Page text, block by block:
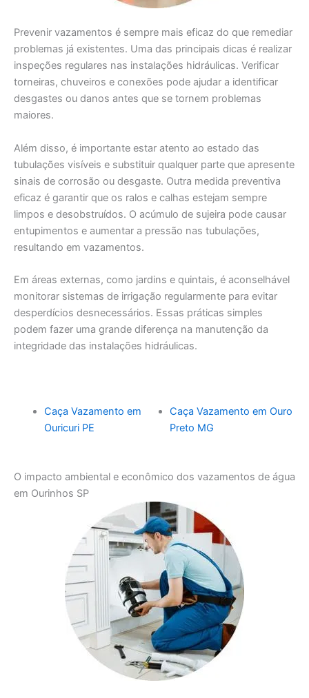
Prevenir vazamentos é sempre mais eficaz do que remediar
problemas já existentes. Uma das principais dicas é realizar
inspeções regulares nas instalações hidráulicas. Verificar
torneiras, chuveiros e conexões pode ajudar a identificar
desgastes ou danos antes que se tornem problemas
maiores.
Além disso, é importante estar atento ao estado das
tubulações visíveis e substituir qualquer parte que apresente
sinais de corrosão ou desgaste. Outra medida preventiva
eficaz é garantir que os ralos e calhas estejam sempre
limpos e desobstruídos. O acúmulo de sujeira pode causar
entupimentos e aumentar a pressão nas tubulações,
resultando em vazamentos.
Em áreas externas, como jardins e quintais, é aconselhável
monitorar sistemas de irrigação regularmente para evitar
desperdícios desnecessários. Essas práticas simples
podem fazer uma grande diferença na manutenção da
integridade das instalações hidráulicas.
Caça Vazamento em
Ouricuri PE
Caça Vazamento em Ouro
Preto MG
O impacto ambiental e econômico dos vazamentos de água
em Ourinhos SP